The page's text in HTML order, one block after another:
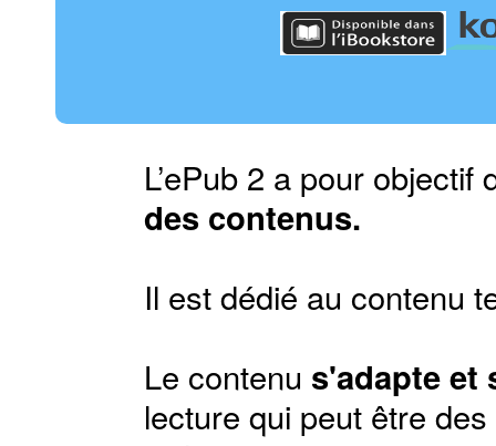
L’ePub 2 a pour
des contenus.
Il est dédié au contenu
Le contenu s'adapte et
lecture qui peut être